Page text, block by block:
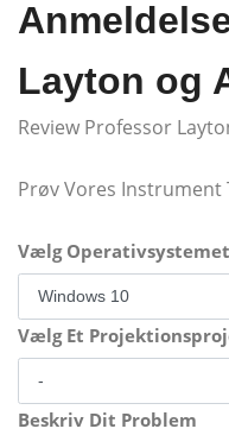
Layton og
Review Professor
Prøv Vores Instrument
Vælg Operativsystemet
Vælg Et
Beskriv Dit Problem